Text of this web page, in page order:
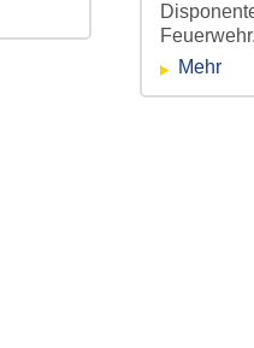
Feuerwehr.
Mehr